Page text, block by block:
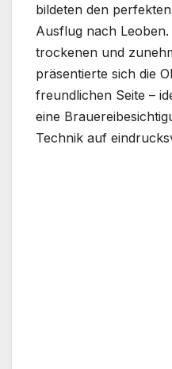
bildeten den
Ausflug nach
trockenen und
präsentierte sich die
freundlichen Seite –
eine
Technik auf